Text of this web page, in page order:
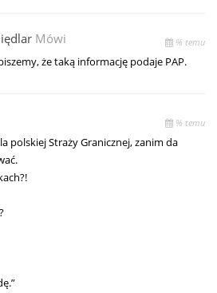
Mówi % temu
że taką informację podaje PAP.
% temu
polskiej Straży Granicznej, zanim da